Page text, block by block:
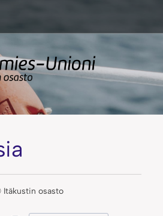
Itäkustin osasto
Itäkustin osasto